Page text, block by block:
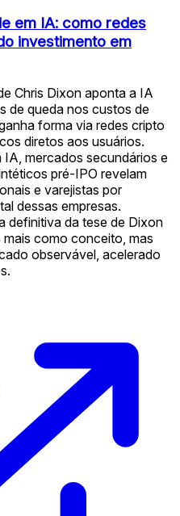
em IA: como redes
investimento em
Chris Dixon aponta a IA
de queda nos custos de
forma via redes cripto
diretos aos usuários.
IA, mercados secundários e
pré-IPO revelam
e varejistas por
dessas empresas.
definitiva da tese de Dixon
como conceito, mas
observável, acelerado